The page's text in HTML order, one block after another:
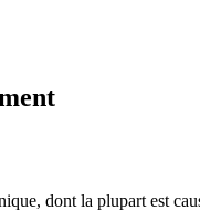
dont la plupart est